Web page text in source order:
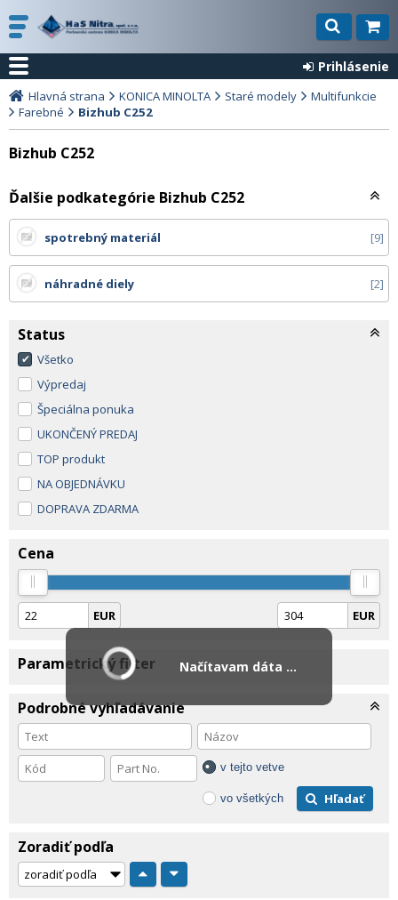
Prihlásenie
Hlavná strana KONICA MINOLTA Staré modely
Multifunkcie
Farebné
Bizhub C252
Bizhub C252
Ďalšie podkategórie Bizhub C252
spotrebný materiál 9
náhradné diely 2
Status
Všetko
Výpredaj
Špeciálna ponuka
UKONČENÝ PREDAJ
TOP produkt
NA OBJEDNÁVKU
DOPRAVA ZDARMA
Cena
EUR EUR
Parametrický filter
Podrobné vyhľadávanie
v tejto vetve
vo všetkých Hľadať
Zoradiť podľa
Načítavam dáta ...